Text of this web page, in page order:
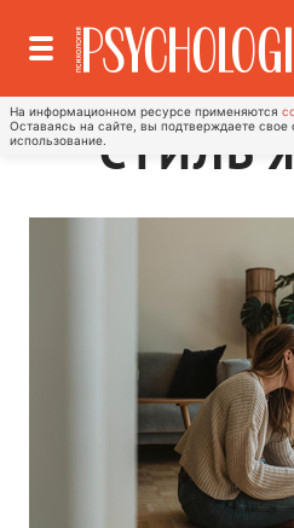
На информационном ресурсе применяются
Оставаясь на сайте, вы подтверждаете свое
использование.СТИЛЬ